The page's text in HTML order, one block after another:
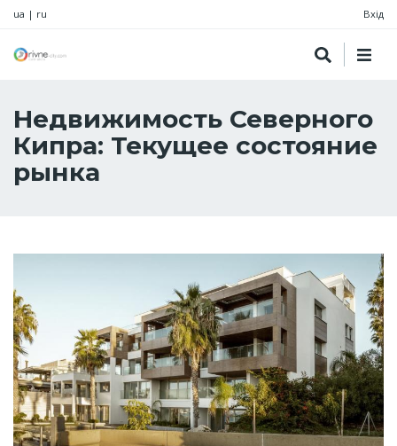
ua | ru Вхід
Недвижимость Северного
Кипра: Текущее состояние
рынка